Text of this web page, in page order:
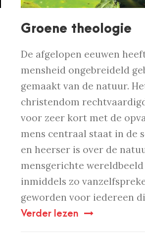
Groene theologie
De afgelopen eeuwen
mensheid ongebreideld
gemaakt van de natuur.
christendom
voor zeer kort met de
mens centraal staat in de
en heerser is over de
mensgerichte wereldbeeld
inmiddels zo
geworden voor iedereen
Verder lezen